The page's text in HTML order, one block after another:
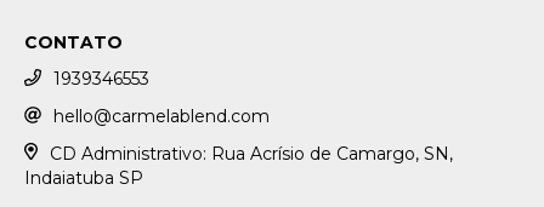
CONTATO
1939346553
hello@carmelablend.com
CD Administrativo: Rua Acrísio de Camargo, SN,
Indaiatuba SP